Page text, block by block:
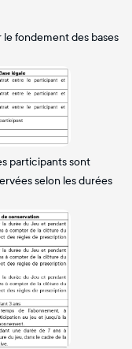
fondement des bases
participants sont
selon les durées